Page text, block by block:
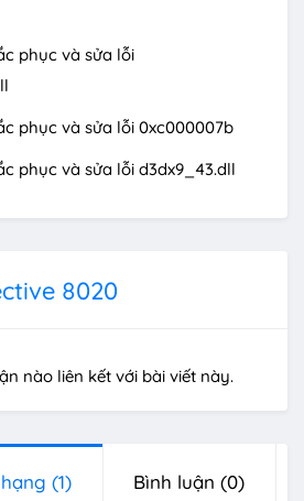
phục và sửa lỗi
phục và sửa lỗi 0xc000007b
phục và sửa lỗi d3dx9_43.dll
8020
nào liên kết với bài viết này.
(1) Bình luận (0)